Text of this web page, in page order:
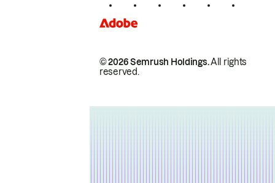
© 2026 Semrush Holdings.All rights
reserved.